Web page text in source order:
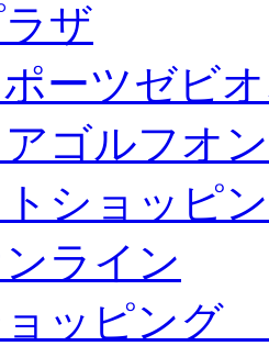
ザ
ーツゼビ
ゴルフオ
ショッピ
ライン
ョッピング